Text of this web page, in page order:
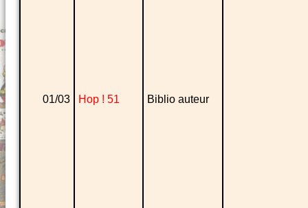
01/03 Hop ! 51 Biblio auteur